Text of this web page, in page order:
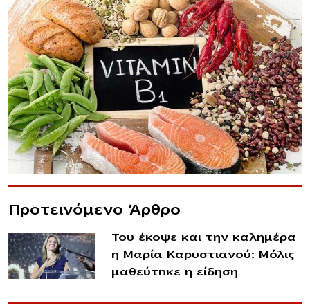
Προτεινόμενο Άρθρο
Του έκοψε και την καλημέρα
η Μαρία Καρυστιανού: Μόλις
μαθεύτnκε η είδηση